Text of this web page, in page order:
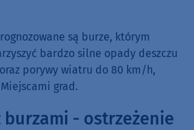
są burze, którym
bardzo silne opady deszczu
porywy wiatru do 80 km/h,
grad.
burzami - ostrzeżenie